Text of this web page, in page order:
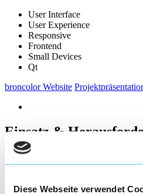
Diese Webseite verwendet
User Interface
User Experience
Responsive
Frontend
Small Devices
Qt
broncolor Website
Einsatz &
Seit mehr als 65 Jahren prägt die
kommerziellen Fotografie. Unter der
Foto- und Videobranche her, speziell